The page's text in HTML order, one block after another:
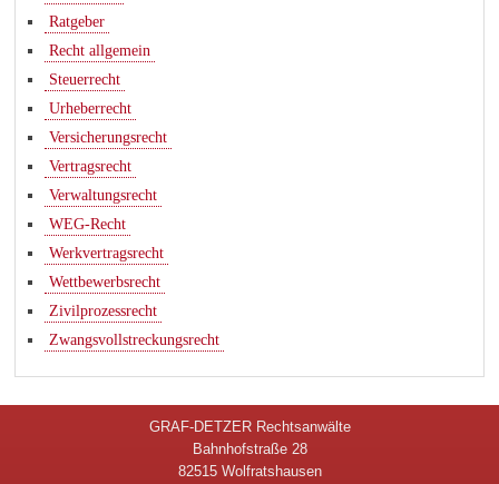
Ratgeber
Recht allgemein
Steuerrecht
Urheberrecht
Versicherungsrecht
Vertragsrecht
Verwaltungsrecht
WEG-Recht
Werkvertragsrecht
Wettbewerbsrecht
Zivilprozessrecht
Zwangsvollstreckungsrecht
GRAF-DETZER Rechtsanwälte
Bahnhofstraße 28
82515 Wolfratshausen